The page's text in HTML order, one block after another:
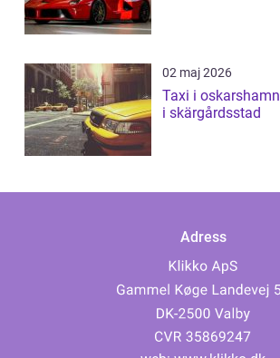
02 maj 2026
Taxi i oskarshamn trygg transport
i skärgårdsstad
Adress